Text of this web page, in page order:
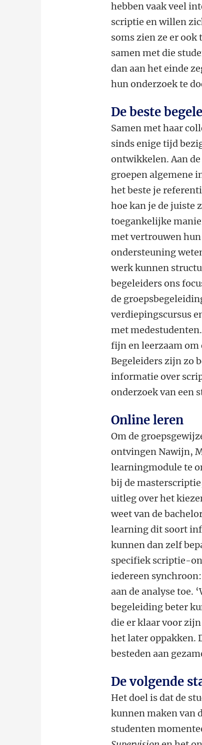
hebben vaak veel
scriptie en willen
soms zien ze er ook
samen met die
dan aan het einde
hun onderzoek te
De beste
Samen met haar
sinds enige tijd
ontwikkelen. Aan
groepen algemene
het beste je
hoe kan je de juiste
toegankelijke
met vertrouwen
ondersteuning
werk kunnen
begeleiders ons
de
verdiepingscursus
met
fijn en leerzaam om
Begeleiders zijn zo
informatie over
onderzoek van een
Online leren
Om de
ontvingen Nawijn,
learningmodule te
bij de
uitleg over het
weet van de
learning dit soort
kunnen dan zelf
specifiek scriptie-
iedereen
aan de analyse toe.
begeleiding beter
die er klaar voor zijn
het later oppakken.
besteden aan
De volgende
Het doel is dat de
kunnen maken van
studenten